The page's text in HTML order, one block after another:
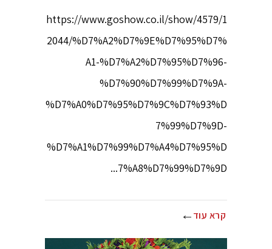
https://www.goshow.co.il/show/4579/1
2044/%D7%A2%D7%9E%D7%95%D7%
A1-%D7%A2%D7%95%D7%96-
%D7%90%D7%99%D7%9A-
%D7%A0%D7%95%D7%9C%D7%93%D
7%99%D7%9D-
%D7%A1%D7%99%D7%A4%D7%95%D
7%A8%D7%99%D7%9D...
קרא עוד